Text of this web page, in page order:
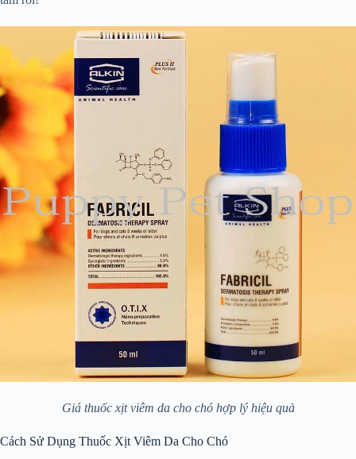
Giá thuốc xịt viêm da cho chó hợp lý hiệu quả
Cách Sử Dụng Thuốc Xịt Viêm Da Cho Chó